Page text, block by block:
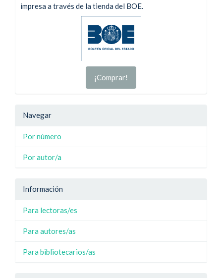
Barra
impresa a través de la tienda del BOE.
¡Comprar!
Navegar
Por número
Por autor/a
Información
Para lectoras/es
Para autores/as
Para bibliotecarios/as